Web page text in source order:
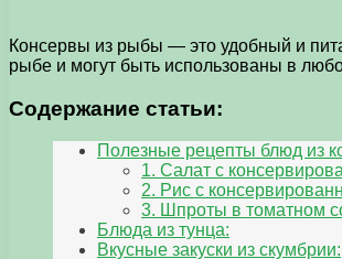
Консервы из рыбы — это удобный и
рыбе и могут быть использованы в
Содержание статьи:
Полезные рецепты блюд из
1. Салат с
2. Рис с
3. Шпроты в томатном
Блюда из тунца:
Вкусные закуски из скумбрии: